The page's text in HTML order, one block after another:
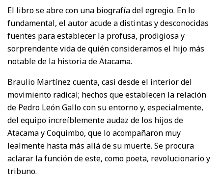
El libro se abre con una biografía del egregio. En lo
fundamental, el autor acude a distintas y desconocidas
fuentes para establecer la profusa, prodigiosa y
sorprendente vida de quién consideramos el hijo más
notable de la historia de Atacama.
Braulio Martínez cuenta, casi desde el interior del
movimiento radical; hechos que establecen la relación
de Pedro León Gallo con su entorno y, especialmente,
del equipo increíblemente audaz de los hijos de
Atacama y Coquimbo, que lo acompañaron muy
lealmente hasta más allá de su muerte. Se procura
aclarar la función de este, como poeta, revolucionario y
tribuno.